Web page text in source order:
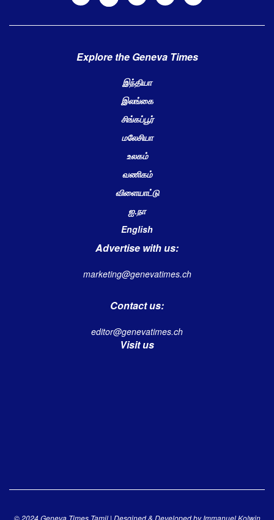
Explore the Geneva Times
இந்தியா
இலங்கை
சிங்கப்பூர்
மலேசியா
உலகம்
வணிகம்
விளையாட்டு
ஐ.நா
English
Advertise with us:
marketing@genevatimes.ch
Contact us:
editor@genevatimes.ch
Visit us